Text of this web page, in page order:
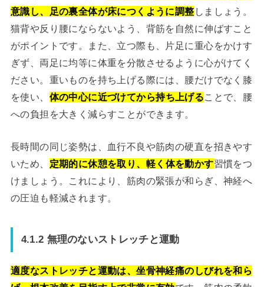
意識し、足の裏全体が床につくように調整 しましょう。
猫背や反り腰にならないよう、背筋を自然に伸ばすこと
がポイントです。また、立つ際も、片足に重心をかけす
ぎず、両足に均等に体重を分散させるように心がけてく
ださい。重いものを持ち上げる際には、腰だけでなく膝
を使い、 体の中心に近づけてから持ち上げる ことで、腰
への負担を大きく減らすことができます。
長時間の同じ姿勢は、血行不良や筋肉の硬直を招きやす
いため、 定期的に休憩を取り、軽く体を動かす習慣をつ
けましょう。これにより、筋肉の緊張が和らぎ、神経へ
の圧迫も軽減されます。
4.1.2 無理のないストレッチと運動
適度なストレッチと運動は、坐骨神経痛のしびれを和ら